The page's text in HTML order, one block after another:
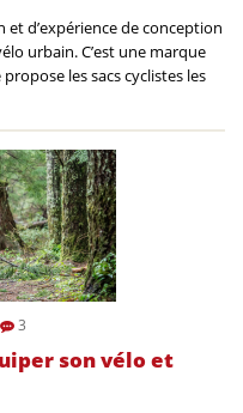
et d’expérience de conception
urbain. C’est une marque
les sacs cyclistes les
3
son vélo et